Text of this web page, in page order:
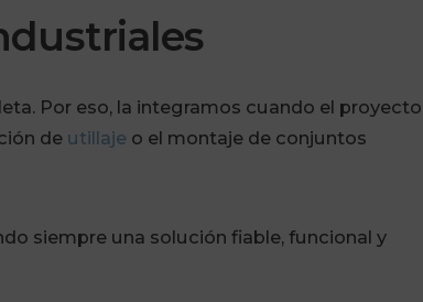
Por eso, la integramos cuando el
de utillaje o el montaje de conjuntos
siempre una solución fiable, funcional y